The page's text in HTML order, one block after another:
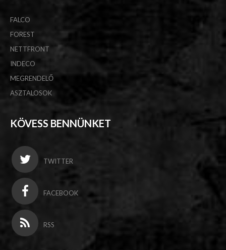
FALCO
FOREST
NETTFRONT
INDECO
MEGRENDELŐ
ASZTALOSOK
KÖVESS BENNÜNKET
TWITTER
FACEBOOK
RSS